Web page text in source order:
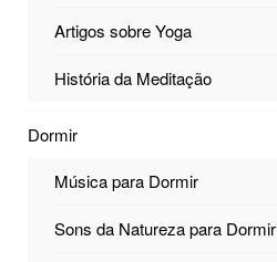
Artigos sobre Yoga
História da Meditação
Dormir
Música para Dormir
Sons da Natureza para Dormir